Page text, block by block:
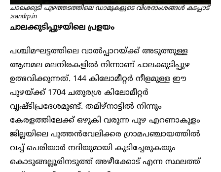
ചാലക്കുടി പുഴത്തടത്തിലെ ഡാമുകളുടെ വിശദാംശങ്ങള്‍ കടപ്പാട്
:sandrp.in
ചാലക്കുടിപ്പുഴയിലെ പ്രളയം
പശ്ചിമഘട്ടത്തിലെ വാൽപ്പാറയ്ക്ക് അടുത്തുള്ള
ആനമല മലനിരകളിൽ നിന്നാണ് ചാലക്കുടിപ്പുഴ
ഉത്ഭവിക്കുന്നത്. 144 കിലോമീറ്റർ നീളമുള്ള ഈ
പുഴയ്ക്ക് 1704 ചതുരശ്ര കിലോമീറ്റർ
വൃഷ്ടിപ്രദേശമുണ്ട്. തമിഴ്നാട്ടിൽ നിന്നും
കേരളത്തിലേക്ക് ഒഴുകി വരുന്ന പുഴ എറണാകുളം
ജില്ലയിലെ പുത്തൻവേലിക്കര ഗ്രാമപഞ്ചായത്തിൽ
വച്ച് പെരിയാർ നദിയുമായി കൂടിച്ചേരുകയും
കൊടുങ്ങല്ലൂരിനടുത്ത് അഴീക്കോട് എന്ന സ്ഥലത്ത്